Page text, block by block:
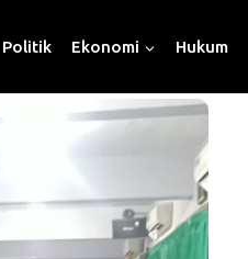
Politik Ekonomi Hukum